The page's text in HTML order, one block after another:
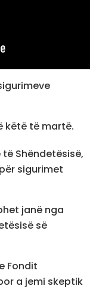
këtë të martë.
Shëndetësisë,
sigurimet
janë nga
së
Fondit
a jemi skeptik